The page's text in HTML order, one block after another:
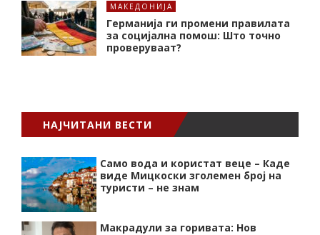
МАКЕДОНИЈА
Германија ги промени правилата
за социјална помош: Што точно
проверуваат?
НАЈЧИТАНИ ВЕСТИ
Само вода и користат веце – Каде
виде Мицкоски зголемен број на
туристи – не знам
Макрадули за горивата: Нов